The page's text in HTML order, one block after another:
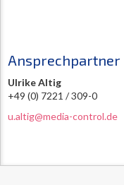
Ansprechpartner
Ulrike Altig
+49 (0) 7221 / 309-0
u.altig@media-control.de